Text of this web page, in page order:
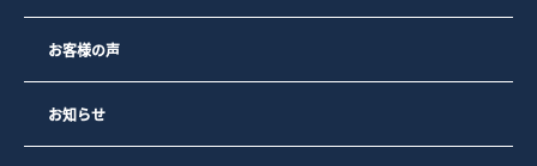
お客様の声
お知らせ